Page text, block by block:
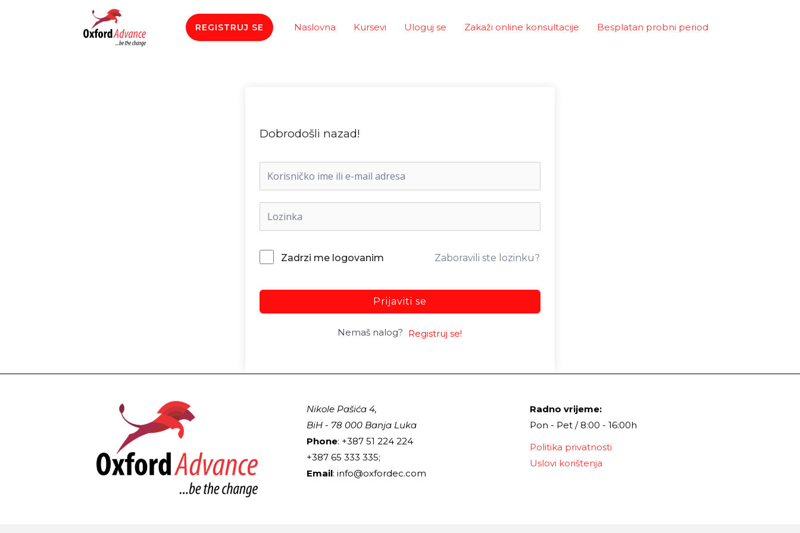
REGISTRUJ SE Naslovna Kursevi Uloguj se Zakaži online konsultacije Besplatan probni period
Dobrodošli nazad!
Zadrzi me logovanim Zaboravili ste lozinku?
Prijaviti se
Nemaš nalog? Registruj se!
Nikole Pašića 4,
BiH - 78 000 Banja Luka
Phone: +387 51 224 224
+387 65 333 335;
Email: info@oxfordec.com
Radno vrijeme:
Pon - Pet / 8:00 - 16:00h
Politika privatnosti
Uslovi korištenja